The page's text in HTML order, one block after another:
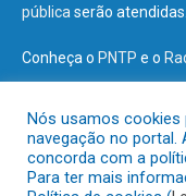
pública serão atendidas.
Conheça o PNTP e o
Todos os direitos
Nós usamos cookies
navegação no portal.
concorda com a
Para ter mais